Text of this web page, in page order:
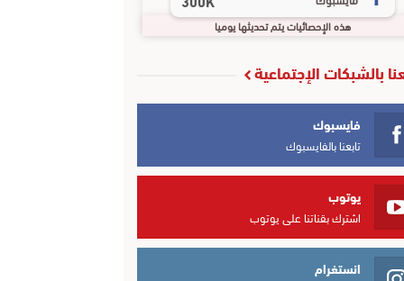
هذه الإحصائيات يتم تحديثها يوميا
بالشبكات الإجتماعية
فايسبوك
تابعنا بالفايسبوك
يوتوب
اشترك بقناتنا على يوتوب
انستغرام